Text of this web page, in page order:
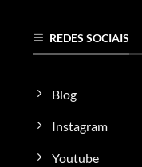
REDES SOCIAIS
Blog
Instagram
Youtube